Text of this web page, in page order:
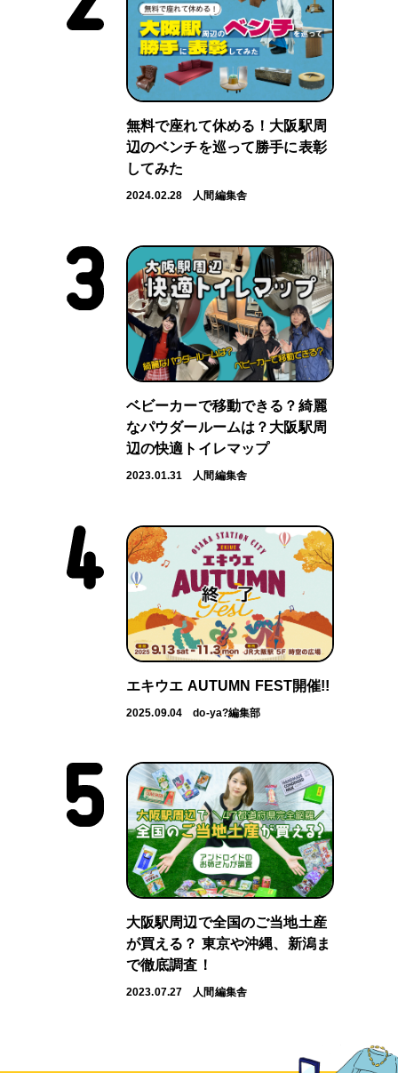
無料で座れて休める！大阪駅周
辺のベンチを巡って勝手に表彰
してみた
2024.02.28 人間編集舎
ベビーカーで移動できる？綺麗
なパウダールームは？大阪駅周
辺の快適トイレマップ
2023.01.31 人間編集舎
エキウエ AUTUMN FEST開催!!
2025.09.04 do-ya?編集部
大阪駅周辺で全国のご当地土産
が買える？ 東京や沖縄、新潟ま
で徹底調査！
2023.07.27 人間編集舎